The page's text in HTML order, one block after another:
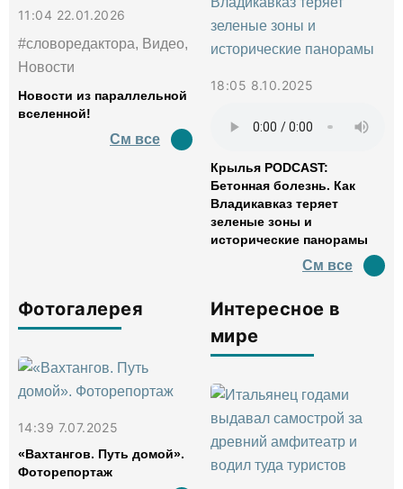
11:04 22.01.2026
#словоредактора, Видео,
Новости
Новости из параллельной
вселенной!
См все
18:05 8.10.2025
Крылья PODCAST:
Бетонная болезнь. Как
Владикавказ теряет
зеленые зоны и
исторические панорамы
См все
Фотогалерея
14:39 7.07.2025
«Вахтангов. Путь домой».
Фоторепортаж
Интересное в
мире